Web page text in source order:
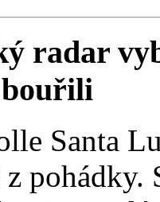
radar
Santa
pohádky.